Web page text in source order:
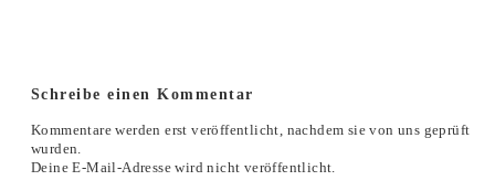
Schreibe einen Kommentar
Kommentare werden erst veröffentlicht, nachdem sie von uns geprüft
wurden.
Deine E-Mail-Adresse wird nicht veröffentlicht.